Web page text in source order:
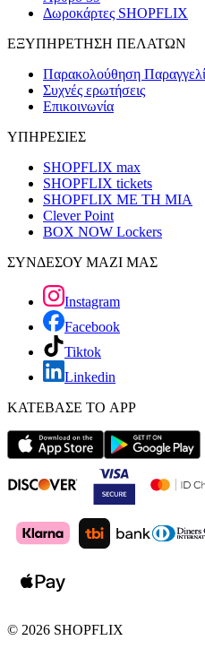
Δωροκάρτες SHOPFLIX
ΕΞΥΠΗΡΕΤΗΣΗ ΠΕΛΑΤΩΝ
Παρακολούθηση
Συχνές ερωτήσεις
Επικοινωνία
ΥΠΗΡΕΣΙΕΣ
SHOPFLIX max
SHOPFLIX tickets
SHOPFLIX ΜΕ ΤΗ ΜΙΑ
Clever Point
BOX NOW Lockers
ΣΥΝΔΕΣΟΥ ΜΑΖΙ ΜΑΣ
Instagram
Facebook
Tiktok
Linkedin
ΚΑΤΕΒΑΣΕ ΤΟ APP
© 2026 SHOPFLIX